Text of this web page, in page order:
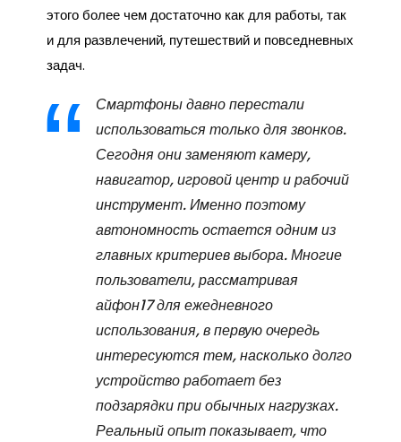
этого более чем достаточно как для работы, так
и для развлечений, путешествий и повседневных
задач.
Смартфоны давно перестали
использоваться только для звонков.
Сегодня они заменяют камеру,
навигатор, игровой центр и рабочий
инструмент. Именно поэтому
автономность остается одним из
главных критериев выбора. Многие
пользователи, рассматривая
айфон17 для ежедневного
использования, в первую очередь
интересуются тем, насколько долго
устройство работает без
подзарядки при обычных нагрузках.
Реальный опыт показывает, что